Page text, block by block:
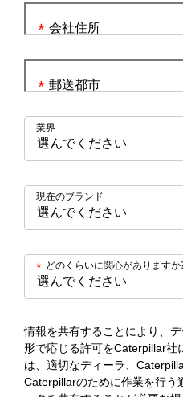
会社住所
*
郵送都市
*
業界
現在のブランド
どのくらいに関心がありますか
*
情報を共有することにより、
形で応じる許可をCaterpillar社
は、適切なディーラ、
Caterpillarのために作業を行う